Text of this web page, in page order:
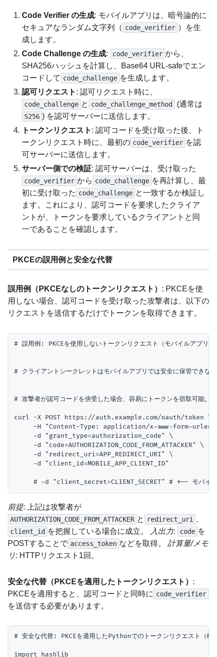
Code Verifier の生成: モバイルアプリは、暗号論的に
セキュアなランダム文字列（ code_verifier ）を生
成します。
Code Challenge の生成: code_verifier から、
SHA256ハッシュを計算し、Base64 URL-safeでエン
コードして code_challenge を生成します。
認可リクエスト : 認可リクエスト時に、
code_challenge と code_challenge_method (通常は
S256 ) を認可サーバーに送信します。
トークンリクエスト : 認可コードを受け取った後、ト
ークンリクエスト時に、最初の code_verifier を認
可サーバーに送信します。
サーバー側での検証: 認可サーバーは、受け取った
code_verifier から code_challenge を再計算し、最
初に受け取った code_challenge と一致するか検証し
ます。これにより、認可コードを要求したクライア
ントが、トークンを要求しているクライアントと同
一であることを確認します。
PKCEの誤用例と安全な代替
誤用例（PKCEなしのトークンリクエスト） : PKCEを使
用しない場合、認可コードを受け取った攻撃者は、以下の
リクエストを送信するだけでトークンを取得できます。
# 誤用例: PKCEを使用しないトークンリクエスト（モバイルアプリで
# クライアントシークレットはモバイルアプリでは安全に保管できな
# 攻撃者が認可コードを傍受した場合、容易にトークンを窃取可能。
curl -X POST https://auth.example.com/oauth/token \
-H "Content-Type: application/x-www-form-
     -d "grant_type=authorization_code" \
     -d "code=AUTHORIZATION_CODE_FROM_ATTACKER" \
     -d "redirect_uri=APP_REDIRECT_URI" \
     -d "client_id=MOBILE_APP_CLIENT_ID"
前提: 上記は攻撃者が
AUTHORIZATION_CODE_FROM_ATTACKER と redirect_uri
client_id を把握している場合に成立。 入出力: code を
POSTすることで access_token などを取得。 計算量/メモ
リ: HTTPリクエスト1回。
安全な代替（PKCEを適用したトークンリクエスト） :
PKCEを適用すると、認可コードと同時に code_verifier
を送信する必要があります。
# 安全な代替: PKCEを適用したPythonでのトークンリクエスト（概
import hashlib